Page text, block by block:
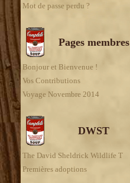
Mot de passe perdu ?
Pages membres
Bonjour et Bienvenue !
Vos Contributions
Voyage Novembre 2014
DWST
The David Sheldrick Wildlife T
Premières adoptions